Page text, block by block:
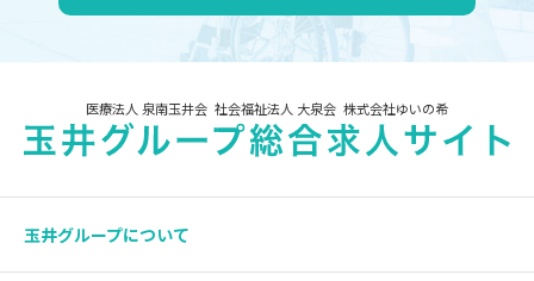
医療法人 泉南玉井会 社会福祉法人 大泉会 株式会社ゆいの希
玉井グループについて